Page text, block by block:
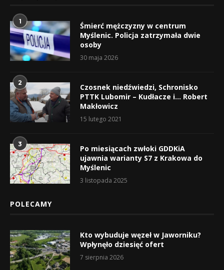
1
Śmierć mężczyzny w centrum
Myślenic. Policja zatrzymała dwie
osoby
30 maja 2026
2
Czosnek niedźwiedzi, Schronisko
PTTK Lubomir – Kudłacze i… Robert
Makłowicz
15 lutego 2021
3
Po miesiącach zwłoki GDDKiA
ujawnia warianty S7 z Krakowa do
Myślenic
3 listopada 2025
POLECAMY
Kto wybuduje węzeł w Jaworniku?
Wpłynęło dziesięć ofert
7 sierpnia 2026